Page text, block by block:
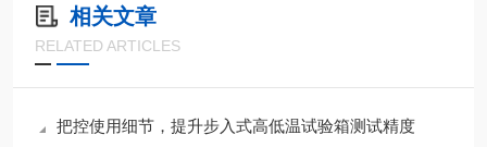
相关文章
RELATED ARTICLES
把控使用细节，提升步入式高低温试验箱测试精度